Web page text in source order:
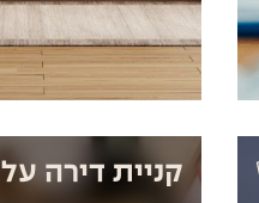
קניית דירה על